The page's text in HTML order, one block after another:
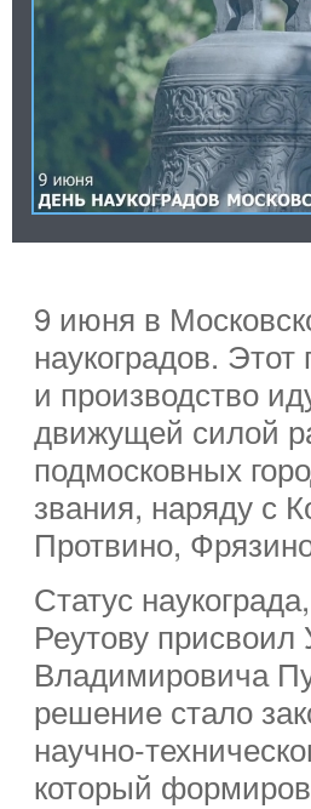
9 июня в
наукоградов. Этот
и производство
движущей силой
подмосковных
звания, наряду с
Протвино,
Статус
Реутову
Владимировича
решение стало
научно-
который